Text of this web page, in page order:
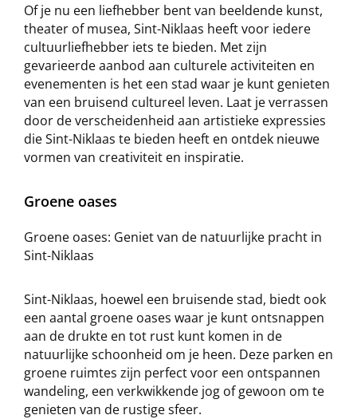
Of je nu een liefhebber bent van beeldende kunst,
theater of musea, Sint-Niklaas heeft voor iedere
cultuurliefhebber iets te bieden. Met zijn
gevarieerde aanbod aan culturele activiteiten en
evenementen is het een stad waar je kunt genieten
van een bruisend cultureel leven. Laat je verrassen
door de verscheidenheid aan artistieke expressies
die Sint-Niklaas te bieden heeft en ontdek nieuwe
vormen van creativiteit en inspiratie.
Groene oases
Groene oases: Geniet van de natuurlijke pracht in
Sint-Niklaas
Sint-Niklaas, hoewel een bruisende stad, biedt ook
een aantal groene oases waar je kunt ontsnappen
aan de drukte en tot rust kunt komen in de
natuurlijke schoonheid om je heen. Deze parken en
groene ruimtes zijn perfect voor een ontspannen
wandeling, een verkwikkende jog of gewoon om te
genieten van de rustige sfeer.